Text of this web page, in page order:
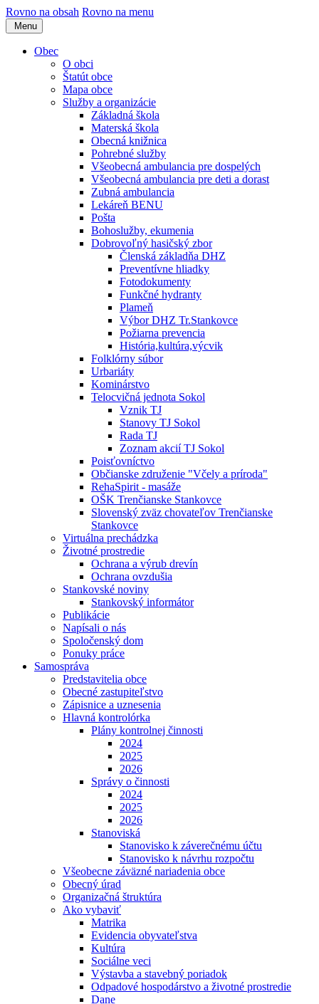
Rovno na obsah Rovno na menu
Menu
Obec
O obci
Štatút obce
Mapa obce
Služby a organizácie
Základná škola
Materská škola
Obecná knižnica
Pohrebné služby
Všeobecná ambulancia pre dospelých
Všeobecná ambulancia pre deti a dorast
Zubná ambulancia
Lekáreň BENU
Pošta
Bohoslužby, ekumenia
Dobrovoľný hasičský zbor
Členská základňa DHZ
Preventívne hliadky
Fotodokumenty
Funkčné hydranty
Plameň
Výbor DHZ Tr.Stankovce
Požiarna prevencia
História,kultúra,výcvik
Folklórny súbor
Urbariáty
Kominárstvo
Telocvičná jednota Sokol
Vznik TJ
Stanovy TJ Sokol
Rada TJ
Zoznam akcií TJ Sokol
Poisťovníctvo
Občianske združenie "Včely a príroda"
RehaSpirit - masáže
OŠK Trenčianske Stankovce
Slovenský zväz chovateľov Trenčianske
Stankovce
Virtuálna prechádzka
Životné prostredie
Ochrana a výrub drevín
Ochrana ovzdušia
Stankovské noviny
Stankovský informátor
Publikácie
Napísali o nás
Spoločenský dom
Ponuky práce
Samospráva
Predstavitelia obce
Obecné zastupiteľstvo
Zápisnice a uznesenia
Hlavná kontrolórka
Plány kontrolnej činnosti
2024
2025
2026
Správy o činnosti
2024
2025
2026
Stanoviská
Stanovisko k záverečnému účtu
Stanovisko k návrhu rozpočtu
Všeobecne záväzné nariadenia obce
Obecný úrad
Organizačná štruktúra
Ako vybaviť
Matrika
Evidencia obyvateľstva
Kultúra
Sociálne veci
Výstavba a stavebný poriadok
Odpadové hospodárstvo a životné prostredie
Dane